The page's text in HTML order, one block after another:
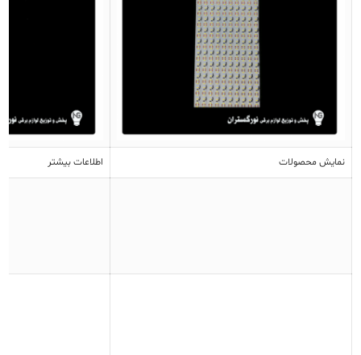
نمایش محصولات اطلاعات بیشتر